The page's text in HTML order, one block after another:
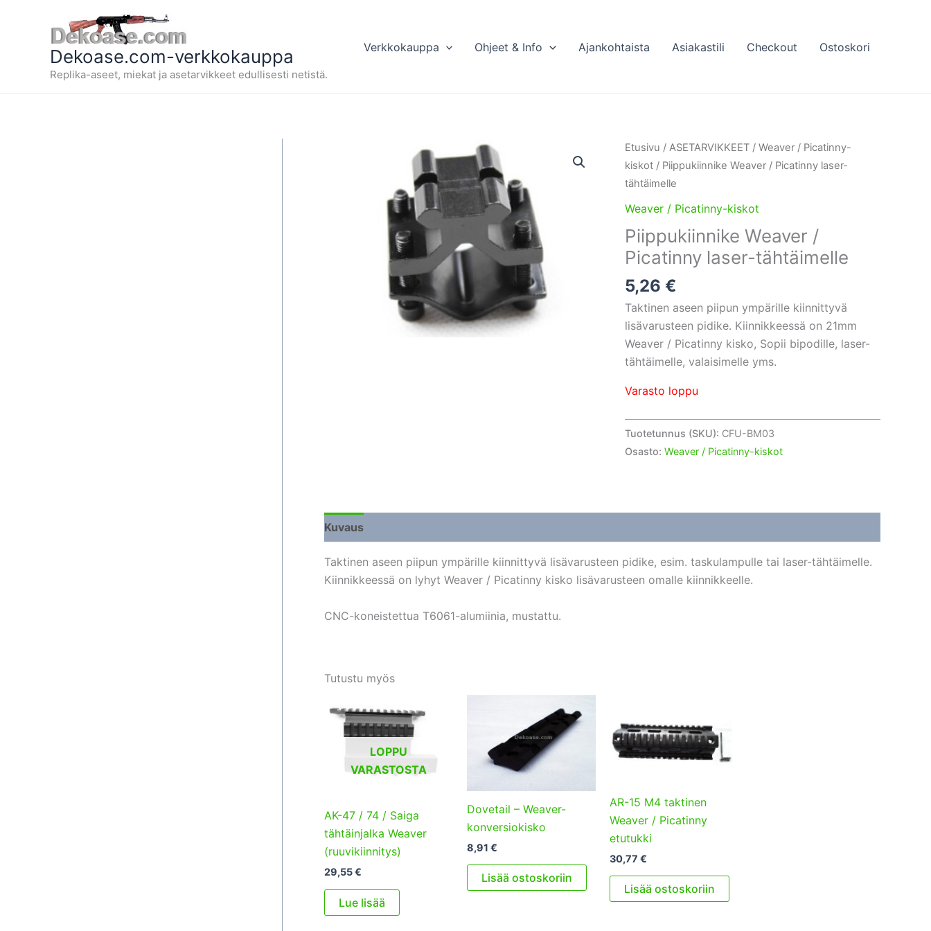
Dekoase.com-verkkokauppa
Replika-aseet, miekat ja asetarvikkeet edullisesti netistä.
Verkkokauppa Ohjeet & Info Ajankohtaista Asiakastili Checkout Ostoskori
Etusivu / ASETARVIKKEET/ Weaver / Picatinny-
kiskot/ Piippukiinnike Weaver / Picatinny laser-
tähtäimelle
Weaver / Picatinny-kiskot
Piippukiinnike Weaver /
Picatinny laser-tähtäimelle
5,26 €
Taktinen aseen piipun ympärille kiinnittyvä
lisävarusteen pidike. Kiinnikkeessä on 21mm
Weaver / Picatinny kisko, Sopii bipodille, laser-
tähtäimelle, valaisimelle yms.
Varasto loppu
Tuotetunnus (SKU): CFU-BM03
Osasto: Weaver / Picatinny-kiskot
Kuvaus
Taktinen aseen piipun ympärille kiinnittyvä lisävarusteen pidike, esim. taskulampulle tai laser-tähtäimelle.
Kiinnikkeessä on lyhyt Weaver / Picatinny kisko lisävarusteen omalle kiinnikkeelle.
CNC-koneistettua T6061-alumiinia, mustattu.
Tutustu myös
LOPPU
VARASTOSTA
AK-47 / 74 / Saiga
tähtäinjalka Weaver
(ruuvikiinnitys)
29,55€
Lue lisää
Dovetail – Weaver-
konversiokisko
8,91 €
Lisää ostoskoriin
AR-15 M4 taktinen
Weaver / Picatinny
etutukki
30,77 €
Lisää ostoskoriin